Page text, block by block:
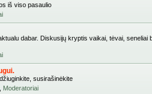
iš viso pasaulio
dabar. Diskusijų kryptis vaikai, tėvai, seneliai
susirašinėkite
Moderatoriai